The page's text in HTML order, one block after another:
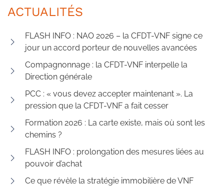
ACTUALITÉS
FLASH INFO : NAO 2026 – la CFDT-VNF signe ce
jour un accord porteur de nouvelles avancées
Compagnonnage : la CFDT-VNF interpelle la
Direction générale
PCC : « vous devez accepter maintenant ». La
pression que la CFDT-VNF a fait cesser
Formation 2026 : La carte existe, mais où sont les
chemins ?
FLASH INFO : prolongation des mesures liées au
pouvoir d’achat
Ce que révèle la stratégie immobilière de VNF